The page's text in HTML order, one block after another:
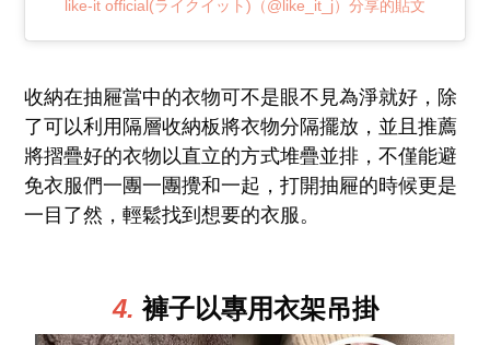
like-it official(ライクイット)（@like_it_j）分享的貼文
收納在抽屜當中的衣物可不是眼不見為淨就好，除
了可以利用隔層收納板將衣物分隔擺放，並且推薦
將摺疊好的衣物以直立的方式堆疊並排，不僅能避
免衣服們一團一團攪和一起，打開抽屜的時候更是
一目了然，輕鬆找到想要的衣服。
4.褲子以專用衣架吊掛